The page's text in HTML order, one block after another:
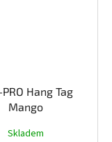
PRO Hang Tag
Mango
Skladem